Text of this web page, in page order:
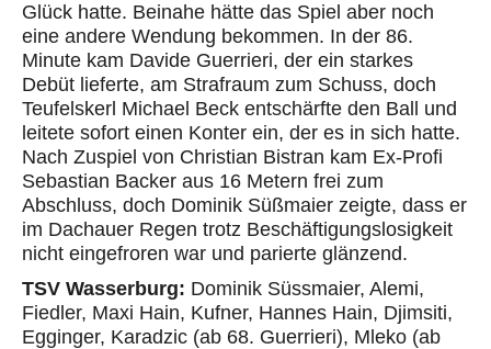
Glück hatte. Beinahe hätte das Spiel aber noch
eine andere Wendung bekommen. In der 86.
Minute kam Davide Guerrieri, der ein starkes
Debüt lieferte, am Strafraum zum Schuss, doch
Teufelskerl Michael Beck entschärfte den Ball und
leitete sofort einen Konter ein, der es in sich hatte.
Nach Zuspiel von Christian Bistran kam Ex-Profi
Sebastian Backer aus 16 Metern frei zum
Abschluss, doch Dominik Süßmaier zeigte, dass er
im Dachauer Regen trotz Beschäftigungslosigkeit
nicht eingefroren war und parierte glänzend.
TSV Wasserburg: Dominik Süssmaier, Alemi,
Fiedler, Maxi Hain, Kufner, Hannes Hain, Djimsiti,
Egginger, Karadzic (ab 68. Guerrieri), Mleko (ab